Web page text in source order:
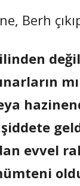
Berh
şiddete
evvel